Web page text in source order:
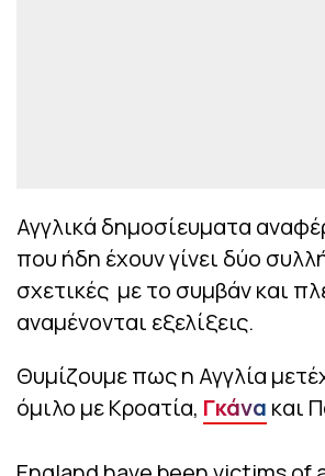
Αγγλικά δημοσίευματα
που ήδη έχουν γίνει δύο
σχετικές με το συμβάν και
αναμένονται εξελίξεις.
Θυμίζουμε πως η Αγγλία
όμιλο με Κροατία, Γκάνα και